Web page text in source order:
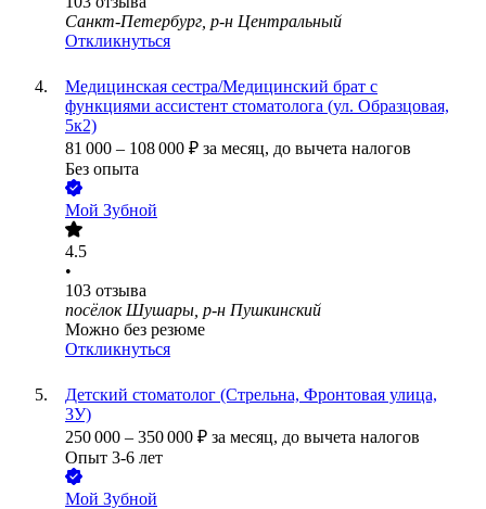
Санкт-Петербург, р-н Центральный
Откликнуться
Медицинская сестра/Медицинский брат с
функциями ассистент стоматолога (ул. Образцовая,
5к2)
81 000 – 108 000 ₽ за месяц, до вычета налогов
Без опыта
Мой Зубной
4.5
•
103 отзыва
посёлок Шушары, р-н Пушкинский
Можно без резюме
Откликнуться
Детский стоматолог (Стрельна, Фронтовая улица,
3У)
250 000 – 350 000 ₽ за месяц, до вычета налогов
Опыт 3-6 лет
Мой Зубной